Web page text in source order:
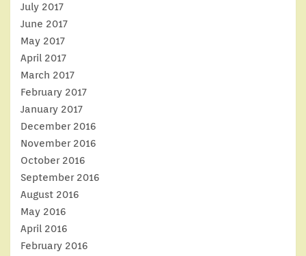
July 2017
June 2017
May 2017
April 2017
March 2017
February 2017
January 2017
December 2016
November 2016
October 2016
September 2016
August 2016
May 2016
April 2016
February 2016